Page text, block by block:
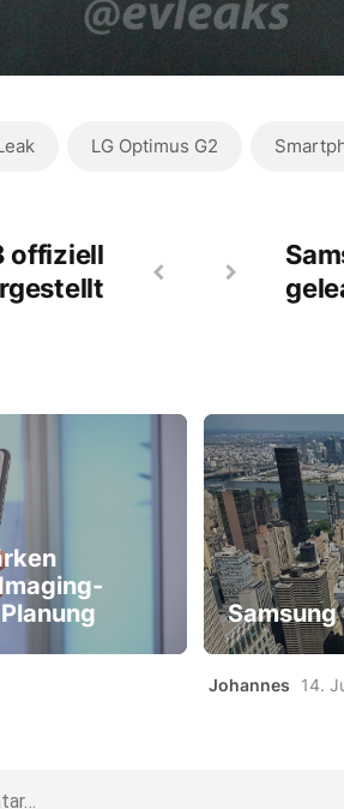
LG Optimus G2
offiziell
Samsung
Johannes 14.